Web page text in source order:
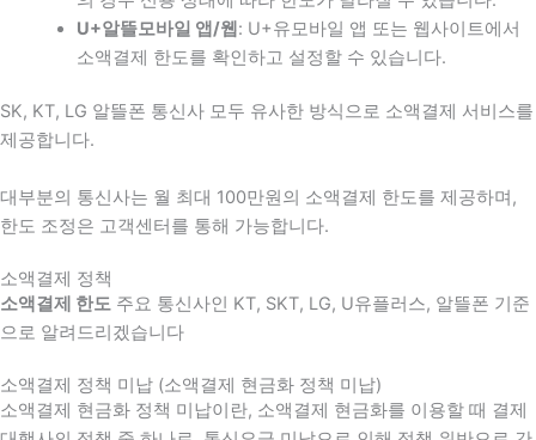
U+알뜰모바일 앱/웹 : U+유모바일 앱 또는 웹사이트에서
소액결제 한도를 확인하고 설정할 수 있습니다.
SK, KT, LG 알뜰폰 통신사 모두 유사한 방식으로 소액결제 서비스를
제공합니다.
대부분의 통신사는 월 최대 100만원의 소액결제 한도를 제공하며,
한도 조정은 고객센터를 통해 가능합니다.
소액결제 정책
소액결제 한도 주요 통신사인 KT, SKT, LG, U유플러스, 알뜰폰 기준
으로 알려드리겠습니다
소액결제 정책 미납 (소액결제 현금화 정책 미납)
소액결제 현금화 정책 미납이란, 소액결제 현금화를 이용할 때 결제